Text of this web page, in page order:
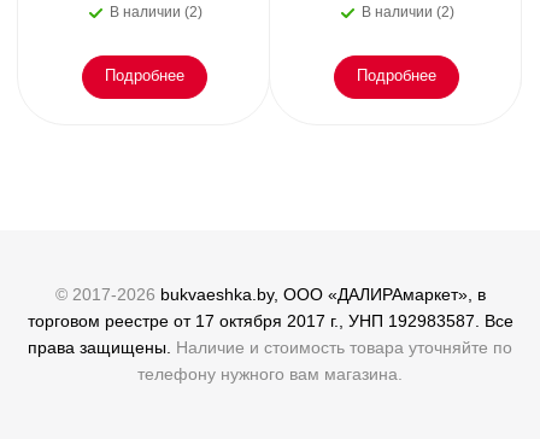
иллюстрациями
В наличии (2)
Подробнее
В наличии (2)
Подробнее
© 2017-2026 bukvaeshka.by, ООО «ДАЛИРАмаркет», в
торговом реестре от 17 октября 2017 г., УНП 192983587. Все
права защищены. Наличие и стоимость товара уточняйте по
телефону нужного вам магазина.